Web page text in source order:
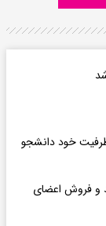
خود دانشجو
و فروش اعضای